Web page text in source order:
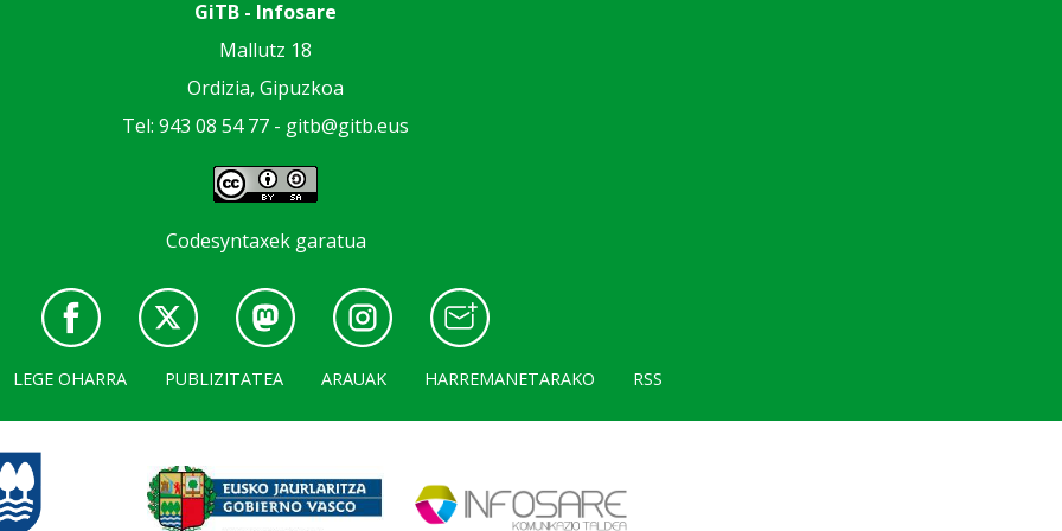
GiTB - Infosare
Mallutz 18
Ordizia, Gipuzkoa
Tel: 943 08 54 77 - gitb@gitb.eus
Codesyntaxek garatua
LEGE OHARRA PUBLIZITATEA ARAUAK HARREMANETARAKO RSS